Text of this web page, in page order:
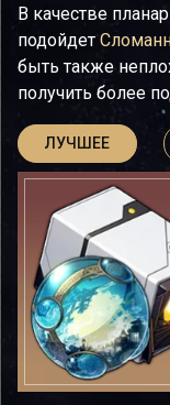
В качестве
подойдет
быть также
получить более
ЛУЧШЕЕ